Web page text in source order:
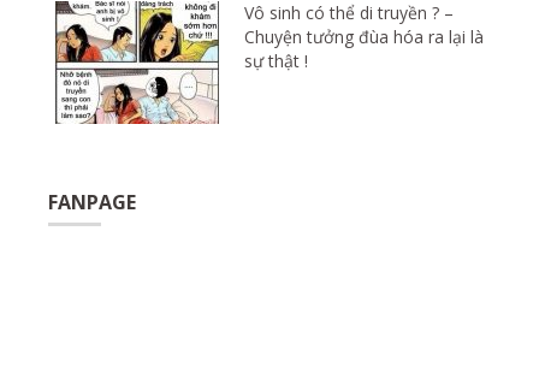
Vô sinh có thể di truyền ? –
Chuyện tưởng đùa hóa ra lại là
sự thật !
FANPAGE